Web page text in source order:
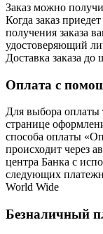
Заказ можно
Когда заказ
получения заказа
удостоверяющий
Доставка заказа
Оплата с
Для выбора оплаты
странице
способа оплаты
происходит через
центра Банка с
следующих
World Wide
Безналичный